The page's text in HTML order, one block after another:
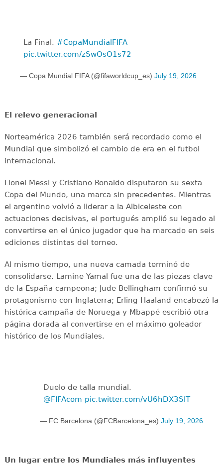
La Final. ️ #CopaMundialFIFA
pic.twitter.com/zSwOsO1s72
— Copa Mundial FIFA (@fifaworldcup_es) July 19, 2026
El relevo generacional
Norteamérica 2026 también será recordado como el
Mundial que simbolizó el cambio de era en el futbol
internacional.
Lionel Messi y Cristiano Ronaldo disputaron su sexta
Copa del Mundo, una marca sin precedentes. Mientras
el argentino volvió a liderar a la Albiceleste con
actuaciones decisivas, el portugués amplió su legado al
convertirse en el único jugador que ha marcado en seis
ediciones distintas del torneo.
Al mismo tiempo, una nueva camada terminó de
consolidarse. Lamine Yamal fue una de las piezas clave
de la España campeona; Jude Bellingham confirmó su
protagonismo con Inglaterra; Erling Haaland encabezó la
histórica campaña de Noruega y Mbappé escribió otra
página dorada al convertirse en el máximo goleador
histórico de los Mundiales.
Duelo de talla mundial.
@FIFAcom pic.twitter.com/vU6hDX3SlT
— FC Barcelona (@FCBarcelona_es) July 19, 2026
Un lugar entre los Mundiales más influyentes